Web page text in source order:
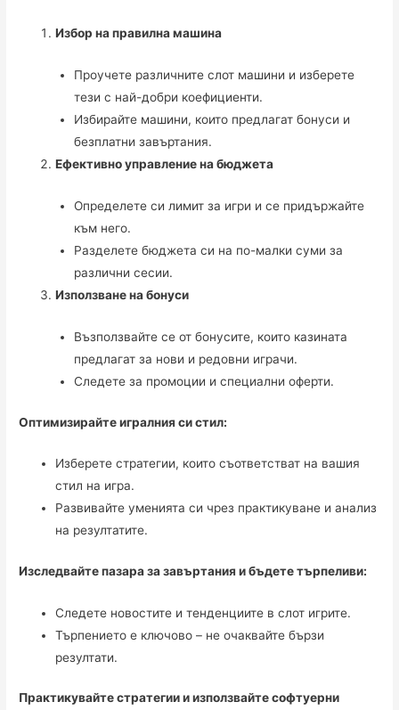
Избор на правилна машина
Проучете различните слот машини и изберете
тези с най-добри коефициенти.
Избирайте машини, които предлагат бонуси и
безплатни завъртания.
Ефективно управление на бюджета
Определете си лимит за игри и се придържайте
към него.
Разделете бюджета си на по-малки суми за
различни сесии.
Използване на бонуси
Възползвайте се от бонусите, които казината
предлагат за нови и редовни играчи.
Следете за промоции и специални оферти.
Оптимизирайте игралния си стил:
Изберете стратегии, които съответстват на вашия
стил на игра.
Развивайте уменията си чрез практикуване и анализ
на резултатите.
Изследвайте пазара за завъртания и бъдете търпеливи:
Следете новостите и тенденциите в слот игрите.
Търпението е ключово – не очаквайте бързи
резултати.
Практикувайте стратегии и използвайте софтуерни